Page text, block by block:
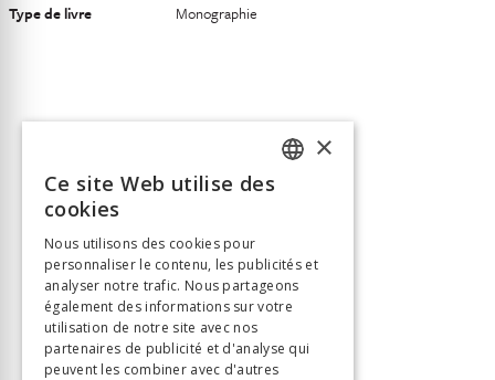
Type de livre
Monographie
ITALIAN
×
Ce site Web utilise des
cookies
Nous utilisons des cookies pour
personnaliser le contenu, les publicités et
analyser notre trafic. Nous partageons
également des informations sur votre
utilisation de notre site avec nos
partenaires de publicité et d'analyse qui
peuvent les combiner avec d'autres